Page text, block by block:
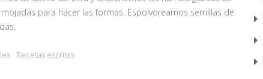
para hacer las formas. Espolvoreamos semillas de
Recetas escritas